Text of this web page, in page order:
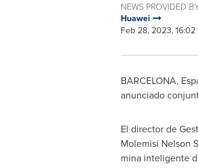
NEWS PROVIDED
Huawei
Feb 28, 2023, 16:02
BARCELONA,
anunciado
El director de
Molemisi Nelson
mina inteligente